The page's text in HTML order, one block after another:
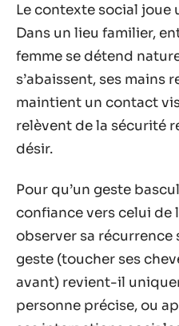
Le contexte social joue
Dans un lieu familier,
femme se détend
s’abaissent, ses mains
maintient un contact
relèvent de la sécurité
désir.
Pour qu’un geste
confiance vers celui de
observer sa récurrence
geste (toucher ses
avant) revient-il
personne précise, ou